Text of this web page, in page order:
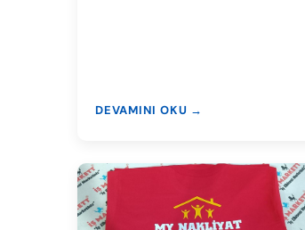
DEVAMINI OKU →